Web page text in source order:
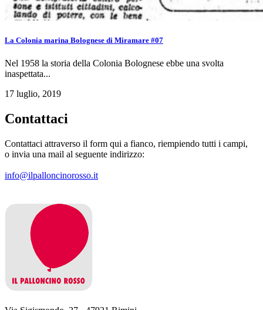
La Colonia marina Bolognese di Miramare #07
Nel 1958 la storia della Colonia Bolognese ebbe una svolta
inaspettata...
17 luglio, 2019
Contattaci
Contattaci attraverso il form qui a fianco, riempiendo tutti i campi,
o invia una mail al seguente indirizzo:
info@ilpalloncinorosso.it